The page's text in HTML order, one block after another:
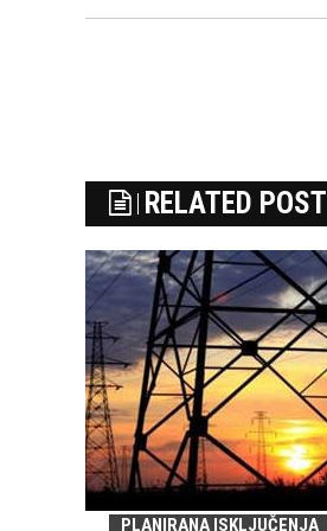
RELATED POST
PLANIRANA ISKLJUČENJA